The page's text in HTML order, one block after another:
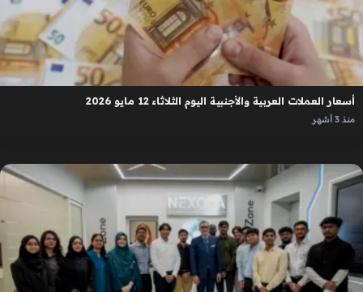
أسعار العملات العربية والأجنبية اليوم الثلاثاء 12 مايو 2026
منذ 3 أشهر